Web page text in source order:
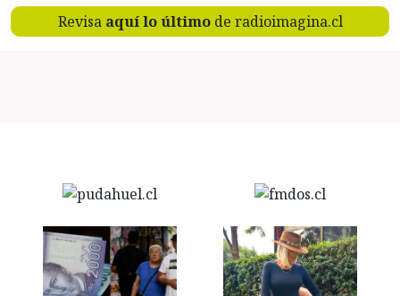
Revisa aquí lo últimode radioimagina.cl